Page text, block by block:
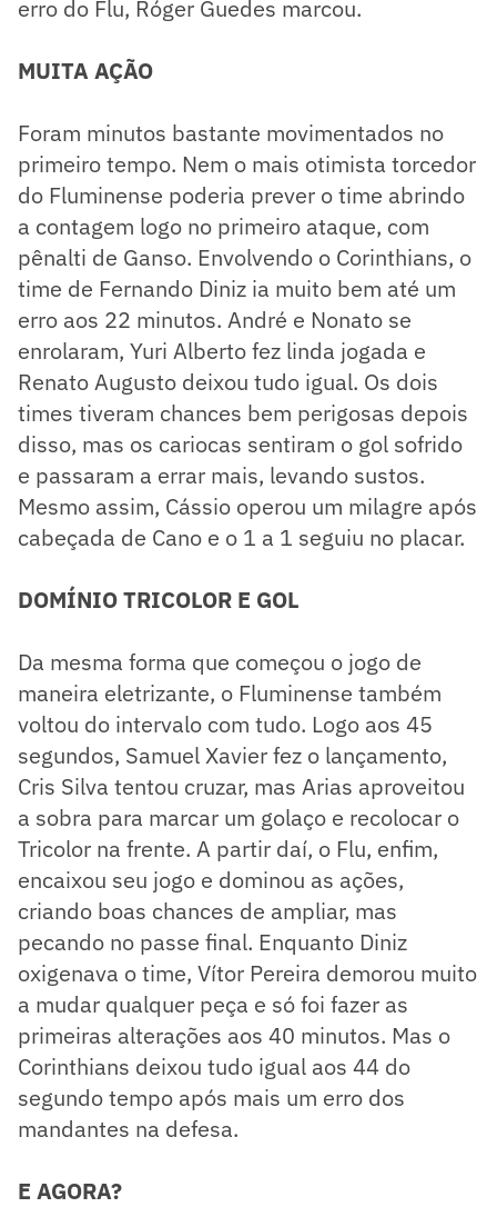
erro do Flu, Róger Guedes marcou.
MUITA AÇÃO
Foram minutos bastante movimentados no
primeiro tempo. Nem o mais otimista torcedor
do Fluminense poderia prever o time abrindo
a contagem logo no primeiro ataque, com
pênalti de Ganso. Envolvendo o Corinthians, o
time de Fernando Diniz ia muito bem até um
erro aos 22 minutos. André e Nonato se
enrolaram, Yuri Alberto fez linda jogada e
Renato Augusto deixou tudo igual. Os dois
times tiveram chances bem perigosas depois
disso, mas os cariocas sentiram o gol sofrido
e passaram a errar mais, levando sustos.
Mesmo assim, Cássio operou um milagre após
cabeçada de Cano e o 1 a 1 seguiu no placar.
DOMÍNIO TRICOLOR E GOL
Da mesma forma que começou o jogo de
maneira eletrizante, o Fluminense também
voltou do intervalo com tudo. Logo aos 45
segundos, Samuel Xavier fez o lançamento,
Cris Silva tentou cruzar, mas Arias aproveitou
a sobra para marcar um golaço e recolocar o
Tricolor na frente. A partir daí, o Flu, enfim,
encaixou seu jogo e dominou as ações,
criando boas chances de ampliar, mas
pecando no passe final. Enquanto Diniz
oxigenava o time, Vítor Pereira demorou muito
a mudar qualquer peça e só foi fazer as
primeiras alterações aos 40 minutos. Mas o
Corinthians deixou tudo igual aos 44 do
segundo tempo após mais um erro dos
mandantes na defesa.
E AGORA?